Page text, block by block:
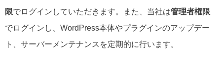
限でログインしていただきます。また、当社は管理者権限
でログインし、WordPress本体やプラグインのアップデー
ト、サーバーメンテナンスを定期的に行います。